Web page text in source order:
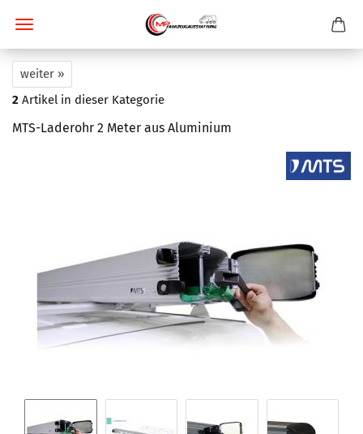
weiter »
2 Artikel in dieser Kategorie
MTS-Laderohr 2 Meter aus Aluminium